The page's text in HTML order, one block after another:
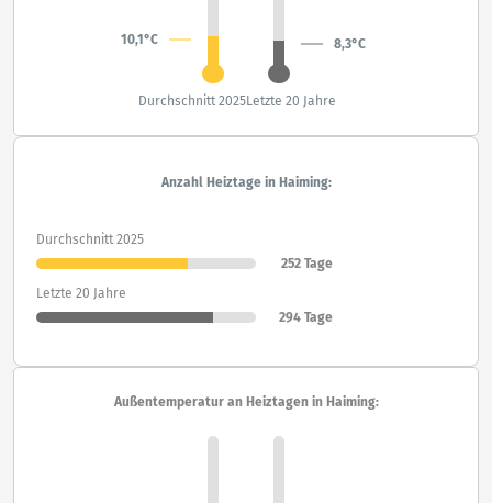
10,1°C 8,3°C
Durchschnitt 2025Letzte 20 Jahre
Anzahl Heiztage in Haiming:
Durchschnitt 2025
252 Tage
Letzte 20 Jahre
294 Tage
Außentemperatur an Heiztagen in Haiming: